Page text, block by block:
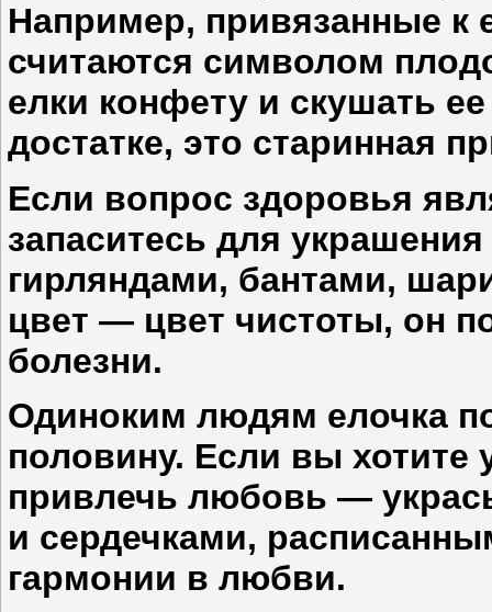
Например, привязанные к
считаются символом
елки конфету и скушать
достатке, это старинная
Если вопрос здоровья
запаситесь для
гирляндами, бантами,
цвет — цвет чистоты, он
болезни.
Одиноким людям елочка
половину. Если вы хотите
привлечь любовь —
и сердечками,
гармонии в любви.